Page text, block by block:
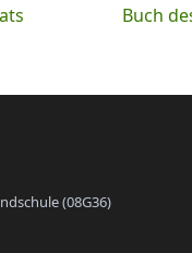
Buch
(08G36)